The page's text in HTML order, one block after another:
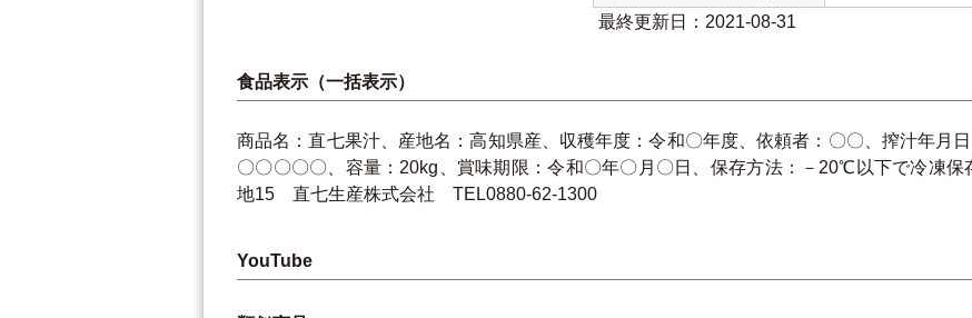
最終更新日：2021-08-31
食品表示（一括表示）
商品名：直七果汁、産地名：高知県産、収穫年度：令和〇年度、依頼者：〇〇、搾汁年月
〇〇〇〇〇、容量：20kg、賞味期限：令和〇年〇月〇日、保存方法：－20℃以下で冷凍保
地15 直七生産株式会社 TEL0880-62-1300
YouTube